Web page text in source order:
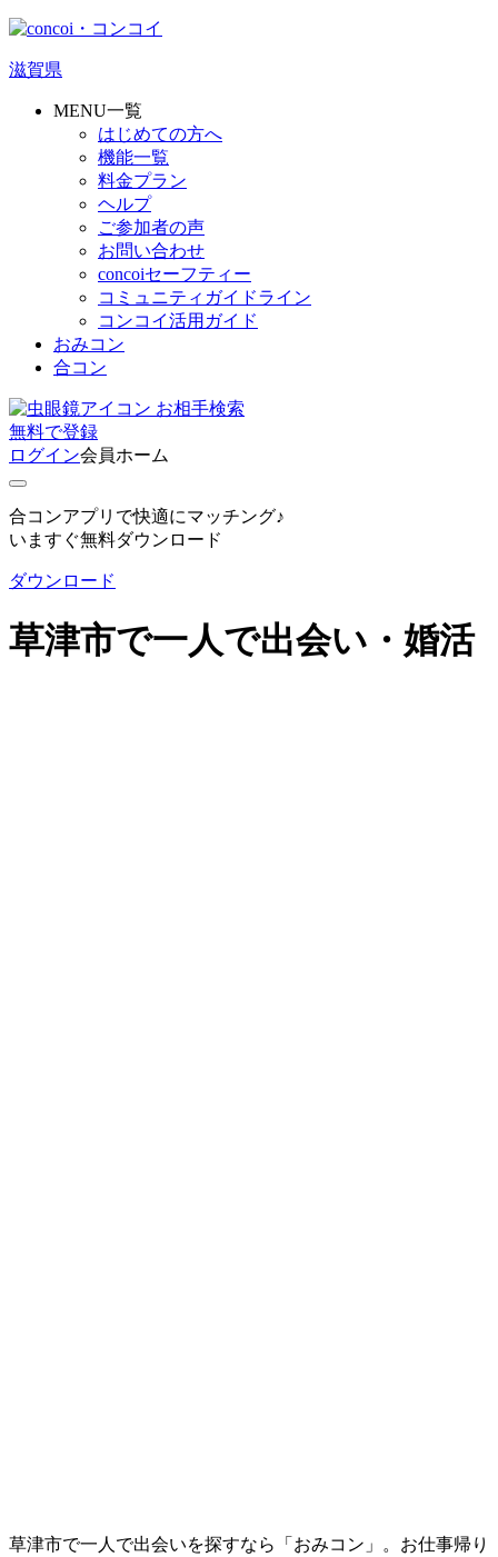
滋賀県
MENU一覧
はじめての方へ
機能一覧
料金プラン
ヘルプ
ご参加者の声
お問い合わせ
concoiセーフティー
コミュニティガイドライン
コンコイ活用ガイド
おみコン
合コン
お相手検索
無料で登録
ログイン会員ホーム
合コンアプリで快適にマッチング♪
いますぐ無料ダウンロード
ダウンロード
草津市で一人で出会い・婚活
草津市で一人で出会いを探すなら「おみコン」。お仕事帰り